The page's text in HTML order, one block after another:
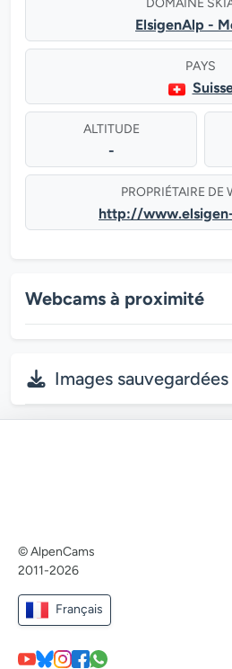
DOMAINE
ElsigenAlp -
PAYS
ALTITUDE
-
PROPRIÉTAIRE DE
http://
Webcams à proximité
Images sauvegardées
© AlpenCams
2011-2026
Français